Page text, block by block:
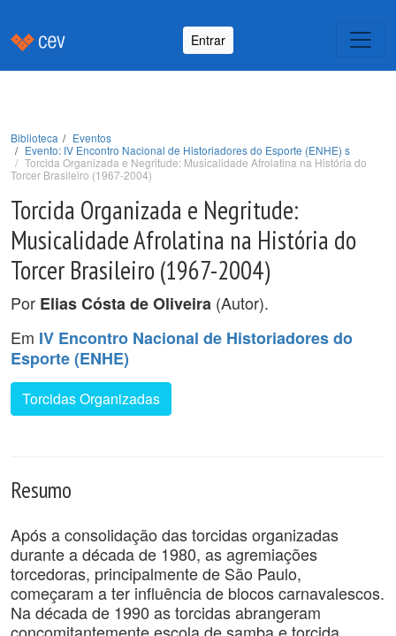
Entrar
Biblioteca
Eventos
Evento: IV Encontro Nacional de Historiadores do Esporte (ENHE) s
Torcida Organizada e Negritude: Musicalidade Afrolatina na História do
Torcer Brasileiro (1967-2004)
Torcida Organizada e Negritude:
Musicalidade Afrolatina na História do
Torcer Brasileiro (1967-2004)
Por Elias Cósta de Oliveira (Autor).
Em IV Encontro Nacional de Historiadores do
Esporte (ENHE)
Torcidas Organizadas
Resumo
Após a consolidação das torcidas organizadas
durante a década de 1980, as agremiações
torcedoras, principalmente de São Paulo,
começaram a ter influência de blocos carnavalescos.
Na década de 1990 as torcidas abrangeram